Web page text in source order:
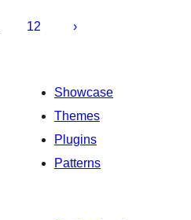
12
Showcase
Themes
Plugins
Patterns